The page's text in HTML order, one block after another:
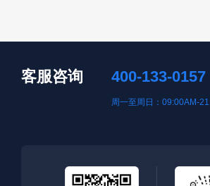
客服咨询 400-133-0157
周一至周日：09:00AM-